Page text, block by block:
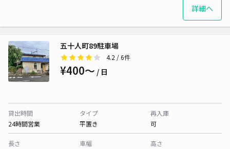
詳細へ
五十人町89駐車場
4.2 / 6件
¥400〜 / 日
貸出時間
24時間営業
タイプ
平置き
再入庫
可
長さ
車幅
高さ